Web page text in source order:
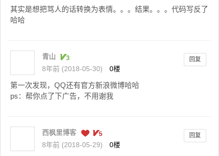
其实是想把骂人的话转换为表情。。。结果。。。代码写反了
哈哈
青山
8年前 (2018-05-30)
0楼
回复
第一次发现，QQ还有官方新浪微博哈哈
ps：帮你点了下广告，不用谢我
西枫里博客
8年前 (2018-05-29)
0楼
回复